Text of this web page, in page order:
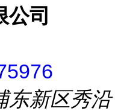
公司
东新区秀沿